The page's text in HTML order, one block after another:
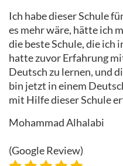
Ich habe dieser Schule
es mehr wäre, hätte ich
die beste Schule, die ich
hatte zuvor Erfahrung
Deutsch zu lernen, und
bin jetzt in einem
mit Hilfe dieser Schule
Mohammad Alhalabi
(Google Review)